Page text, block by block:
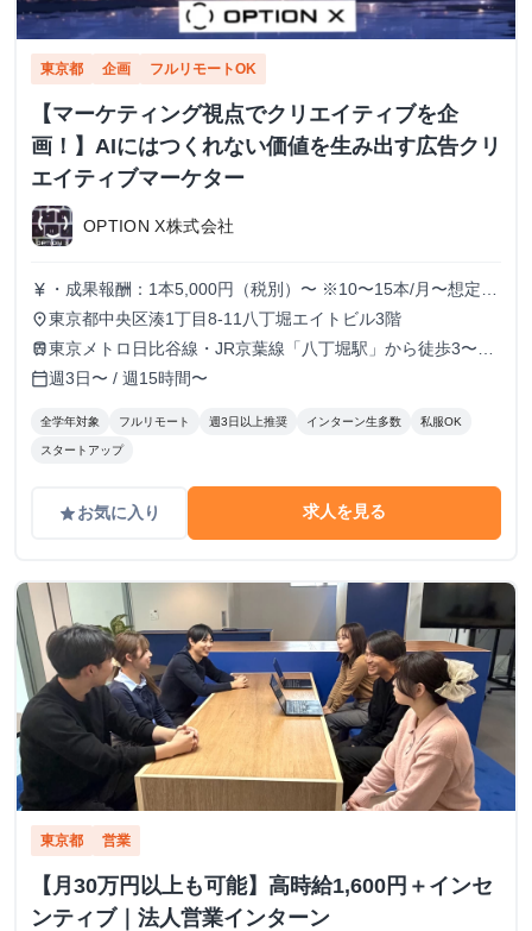
東京都 企画 フルリモートOK
【マーケティング視点でクリエイティブを企
画！】AIにはつくれない価値を生み出す広告クリ
エイティブマーケター
OPTION X株式会社
currency_yen ・成果報酬：1本5,000円（税別）〜 ※10〜15本/月〜想定
※経験、実績、能力等によって変動 ※トライアル期間の場
合変動あり
place東京都中央区湊1丁目8-11八丁堀エイトビル3階
train東京メトロ日比谷線・JR京葉線「八丁堀駅」から徒歩3〜6
分
calendar_today週3日〜 / 週15時間〜
全学年対象 フルリモート 週3日以上推奨 インターン生多数 私服OK
スタートアップ
gradeお気に入り 求人を見る
東京都 営業
【月30万円以上も可能】高時給1,600円＋インセ
ンティブ｜法人営業インターン